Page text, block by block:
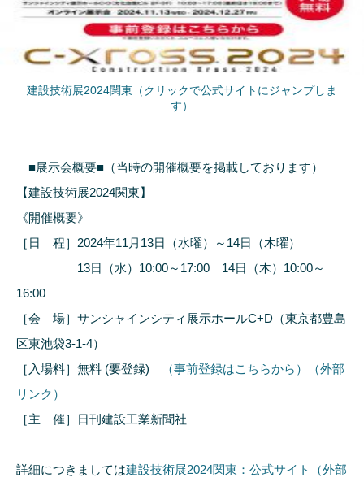
建設技術展2024関東（クリックで公式サイトにジャンプしま
す）
■展示会概要■（当時の開催概要を掲載しております）
【建設技術展2024関東】
《開催概要》
［日 程］2024年11月13日（水曜）～14日（木曜）
13日（水）10:00～17:00 14日（木）10:00～
16:00
［会 場］サンシャインシティ展示ホールC+D（東京都豊島
区東池袋3-1-4）
［入場料］無料 (要登録)
（事前登録はこちらから）（外部
リンク）
［主 催］日刊建設工業新聞社
詳細につきましては建設技術展2024関東：公式サイト（外部